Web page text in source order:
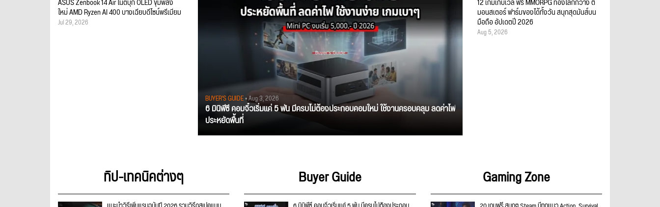
BUYER'S GUIDE• Aug 3, 2026
6 มินิพีซี คอมจิ๋วเริ่มแค่ 5 พัน มีครบไม่ต้องประกอบคอมใหม่ ใช้งานครอบคลุม ลดค่าไฟ
ประหยัดพื้นที่
ใหม่ AMD Ryzen AI 400 บางเฉียบดีไซน์พรีเมียม
Jul 29, 2026
มอนสเตอร์ ฟาร์มของได้ทั้งวัน สนุกสุดมันส์บน
มือถือ อัปเดตปี 2026
Aug 5, 2026
ทิป-เทคนิคต่างๆ Buyer Guide Gaming Zone